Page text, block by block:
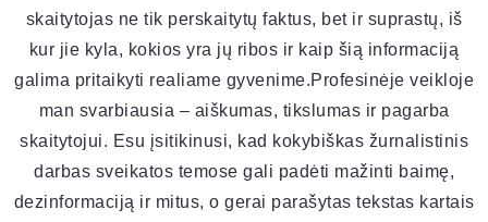
skaitytojas ne tik perskaitytų faktus, bet ir suprastų, iš
kur jie kyla, kokios yra jų ribos ir kaip šią informaciją
galima pritaikyti realiame gyvenime.Profesinėje veikloje
man svarbiausia – aiškumas, tikslumas ir pagarba
skaitytojui. Esu įsitikinusi, kad kokybiškas žurnalistinis
darbas sveikatos temose gali padėti mažinti baimę,
dezinformaciją ir mitus, o gerai parašytas tekstas kartais